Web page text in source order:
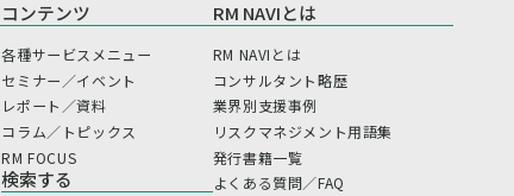
コンテンツ
各種サービスメニュー
セミナー／イベント
レポート／資料
コラム／トピックス
RM FOCUS
検索する
RM NAVIとは
RM NAVIとは
コンサルタント略歴
業界別支援事例
リスクマネジメント用語集
発行書籍一覧
よくある質問／FAQ